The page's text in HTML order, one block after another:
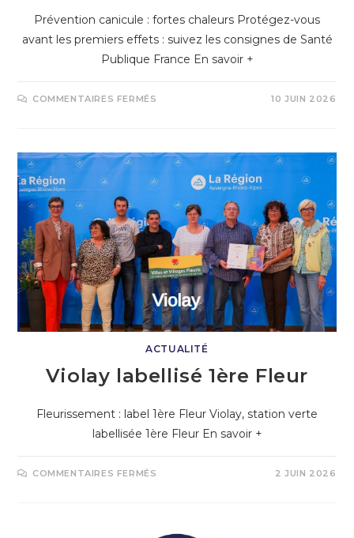
Prévention canicule : fortes chaleurs Protégez-vous
avant les premiers effets : suivez les consignes de Santé
Publique France En savoir +
COMMENTAIRES FERMÉS 10 JUIN 2026
ACTUALITÉ
Violay labellisé 1ère Fleur
Fleurissement : label 1ère Fleur Violay, station verte
labellisée 1ère Fleur En savoir +
COMMENTAIRES FERMÉS 2 JUIN 2026